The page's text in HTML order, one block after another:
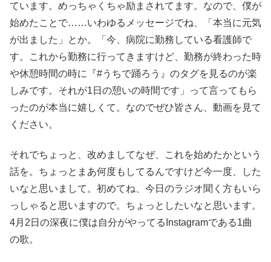
ています。めっちゃくちゃ励まされてます。なので、僕が
始めたことで……いわゆるメッセージでね、「本当に元気
が出ました」とか。「今、病院に勤務している看護師で
す。これから勤務に行ってきますけど、勤務が終わった時
や休憩時間の時に『#うちで踊ろう』のタグを見るのが楽
しみです。それが1日の憩いの時間です」って言ってもら
ったのが本当に嬉しくて。なのでぜひ皆さん、動画を見て
ください。
それでちょっと、改めましてなぜ、これを始めたかという
話を。ちょっとまあ何度もしてるんですけど今一度、した
いなと思いまして。初めてね、今日のラジオ聞く方もいら
っしゃると思いますので。ちょっとしたいなと思います。
4月2日の深夜に僕は自分がやってるInstagramである1曲
の歌。